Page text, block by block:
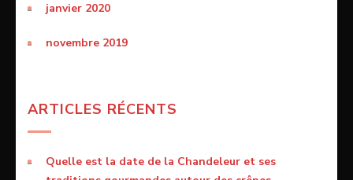
janvier 2020
novembre 2019
ARTICLES RÉCENTS
Quelle est la date de la Chandeleur et ses